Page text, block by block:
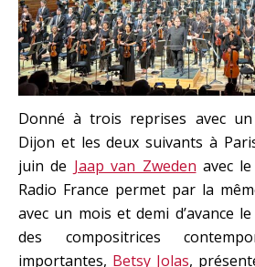
Donné à trois reprises avec
Dijon et les deux suivants à
juin de Jaap van Zweden avec
Radio France permet par la
avec un mois et demi d’avance
des compositrices
importantes, Betsy Jolas,